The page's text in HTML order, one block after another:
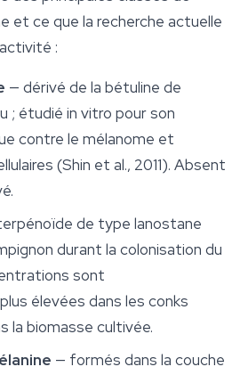
et ce que la recherche actuelle
:
— dérivé de la bétuline de
; étudié in vitro pour son
contre le mélanome et
(Shin et al., 2011). Absent
de type lanostane
durant la colonisation du
sont
élevées dans les conks
la biomasse cultivée.
— formés dans la couche